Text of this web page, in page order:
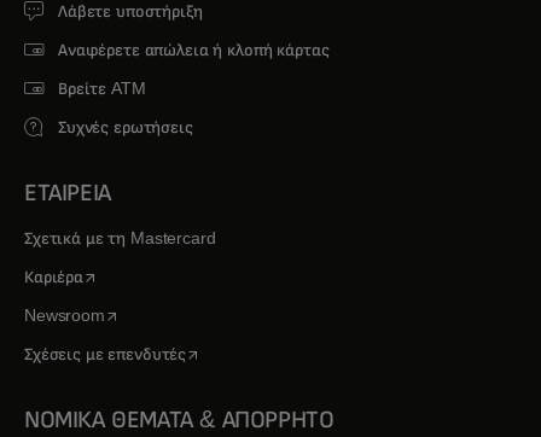
Λάβετε υποστήριξη
Αναφέρετε απώλεια ή κλοπή κάρτας
Βρείτε ATM
Συχνές ερωτήσεις
ΕΤΑΙΡΕΙΑ
Σχετικά με τη Mastercard
Καριέραopens in a new tab
Newsroomopens in a new tab
Σχέσεις με επενδυτέςopens in a new tab
ΝΟΜΙΚΑ ΘΕΜΑΤΑ & ΑΠΟΡΡΗΤΟ